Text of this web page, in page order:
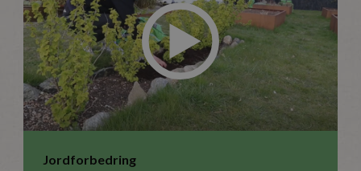
Jordforbedring